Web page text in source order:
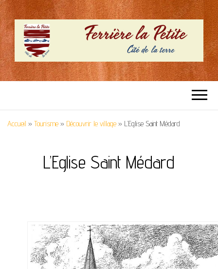
SITE OFFICIEL –
FERRIERE LA
PETITE
Cité de la terre
Accueil » Tourisme » Découvrir le village » L’Eglise Saint Médard
L’Eglise Saint Médard